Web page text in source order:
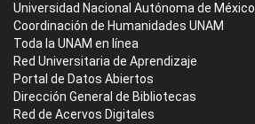
Universidad Nacional Autónoma de México
Coordinación de Humanidades UNAM
Toda la UNAM en línea
Red Universitaria de Aprendizaje
Portal de Datos Abiertos
Dirección General de Bibliotecas
Red de Acervos Digitales